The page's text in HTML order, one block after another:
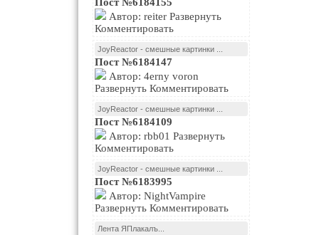
Комментировать
JoyReactor - смешные картинки ...
Пост №6184147
Развернуть Комментировать
JoyReactor - смешные картинки ...
Пост №6184109
Комментировать
JoyReactor - смешные картинки ...
Пост №6183995
Развернуть Комментировать
Лента ЯПлакалъ...